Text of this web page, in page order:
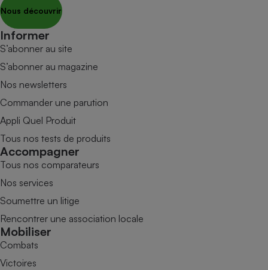
Nous découvrir
Informer
S’abonner au site
S’abonner au magazine
Nos newsletters
Commander une parution
Appli Quel Produit
Tous nos tests de produits
Accompagner
Tous nos comparateurs
Nos services
Soumettre un litige
Rencontrer une association locale
Mobiliser
Combats
Victoires